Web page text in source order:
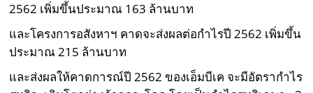
2562 เพิ่มขึ้นประมาณ 163 ล้านบาท
และโครงการอสังหาฯ คาดจะส่งผลต่อกำไรปี 2562 เพิ่มขึ้น
ประมาณ 215 ล้านบาท
และส่งผลให้คาดการณ์ปี 2562 ของเอ็มบีเค จะมีอัตรากำไร